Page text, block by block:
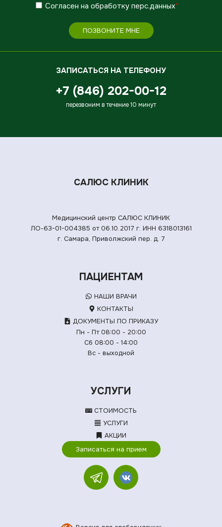
Согласен на обработку перс.данных*
ПОЗВОНИТЕ МНЕ
ЗАПИСАТЬСЯ НА ТЕЛЕФОНУ
+7 (846) 202-00-12
перезвоним в течение 10 минут
САЛЮС КЛИНИК
Медицинский центр САЛЮС КЛИНИК
ЛО-63-01-004385 от 06.10.2017 г. ИНН 6318013161
г. Самара, Приволжский пер. д. 7
ПАЦИЕНТАМ
НАШИ ВРАЧИ
КОНТАКТЫ
ДОКУМЕНТЫ ПО ПРИКАЗУ
Пн - Пт 08:00 - 20:00
Сб 08:00 - 14:00
Вс - выходной
УСЛУГИ
СТОИМОСТЬ
УСЛУГИ
АКЦИИ
Записаться на прием